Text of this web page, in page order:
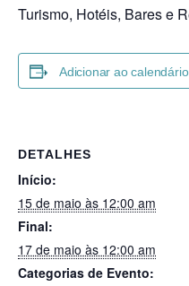
Turismo, Hotéis, Bares e
Adicionar ao calendário
DETALHES
Início:
15 de maio às 12:00 am
Final:
17 de maio às 12:00 am
Categorias de Evento: